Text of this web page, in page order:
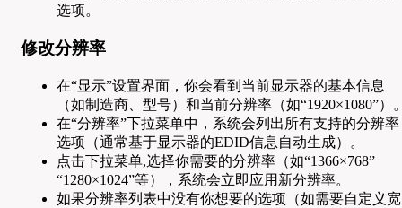
选项。
修改分辨率
在“显示”设置界面，你会看到当前显示器的基本信息
（如制造商、型号）和当前分辨率（如“1920×1080”）
在“分辨率”下拉菜单中，系统会列出所有支持的分辨率
选项（通常基于显示器的EDID信息自动生成）。
点击下拉菜单,选择你需要的分辨率（如“1366×768”
“1280×1024”等），系统会立即应用新分辨率。
如果分辨率列表中没有你想要的选项（如需要自定义宽